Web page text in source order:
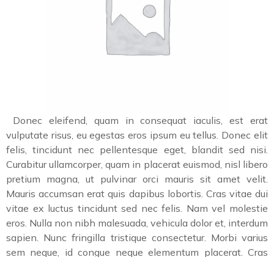
Donec eleifend, quam in consequat iaculis, est erat
vulputate risus, eu egestas eros ipsum eu tellus. Donec elit
felis, tincidunt nec pellentesque eget, blandit sed nisi.
Curabitur ullamcorper, quam in placerat euismod, nisl libero
pretium magna, ut pulvinar orci mauris sit amet velit.
Mauris accumsan erat quis dapibus lobortis. Cras vitae dui
vitae ex luctus tincidunt sed nec felis. Nam vel molestie
eros. Nulla non nibh malesuada, vehicula dolor et, interdum
sapien. Nunc fringilla tristique consectetur. Morbi varius
sem neque, id congue neque elementum placerat. Cras